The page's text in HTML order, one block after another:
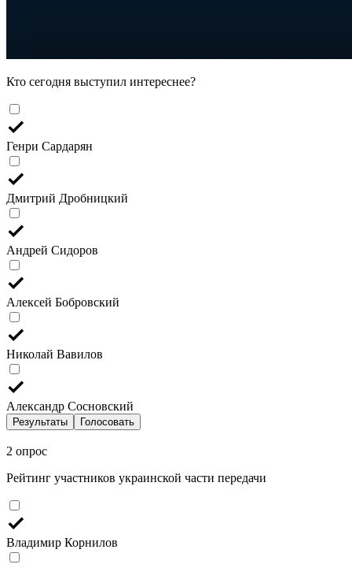
Кто сегодня выступил интереснее?
Генри Сардарян
Дмитрий Дробницкий
Андрей Сидоров
Алексей Бобровский
Николай Вавилов
Александр Сосновский
Результаты Голосовать
2 опрос
Рейтинг участников украинской части передачи
Владимир Корнилов